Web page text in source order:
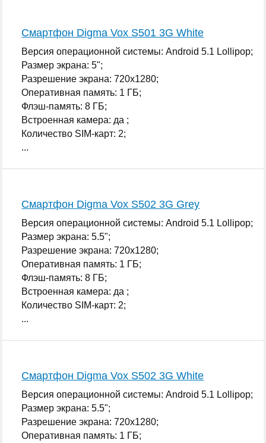
Смартфон Digma Vox S501 3G White
Версия операционной системы: Android 5.1 Lollipop;
Размер экрана: 5";
Разрешение экрана: 720x1280;
Оперативная память: 1 ГБ;
Флэш-память: 8 ГБ;
Встроенная камера: да ;
Количество SIM-карт: 2;
...
Смартфон Digma Vox S502 3G Grey
Версия операционной системы: Android 5.1 Lollipop;
Размер экрана: 5.5";
Разрешение экрана: 720x1280;
Оперативная память: 1 ГБ;
Флэш-память: 8 ГБ;
Встроенная камера: да ;
Количество SIM-карт: 2;
...
Смартфон Digma Vox S502 3G White
Версия операционной системы: Android 5.1 Lollipop;
Размер экрана: 5.5";
Разрешение экрана: 720x1280;
Оперативная память: 1 ГБ;